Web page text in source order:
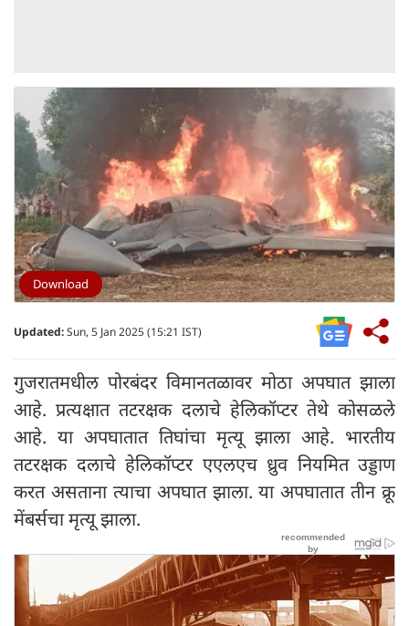
Download
Updated:Sun, 5 Jan 2025 (15:21 IST)
गुजरातमधील पोरबंदर विमानतळावर मोठा अपघात झाला
आहे. प्रत्यक्षात तटरक्षक दलाचे हेलिकॉप्टर तेथे कोसळले
आहे. या अपघातात तिघांचा मृत्यू झाला आहे. भारतीय
तटरक्षक दलाचे हेलिकॉप्टर एएलएच ध्रुव नियमित उड्डाण
करत असताना त्याचा अपघात झाला. या अपघातात तीन क्रू
मेंबर्सचा मृत्यू झाला.